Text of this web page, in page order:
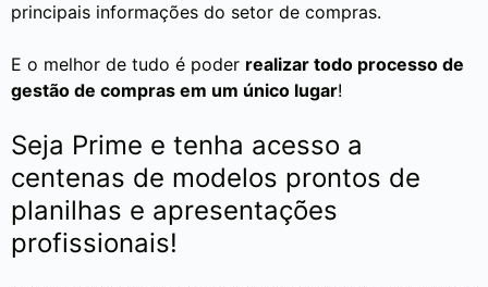
principais informações do setor de compras.
E o melhor de tudo é poder realizar todo processo de
gestão de compras em um único lugar!
Seja Prime e tenha acesso a
centenas de modelos prontos de
planilhas e apresentações
profissionais!